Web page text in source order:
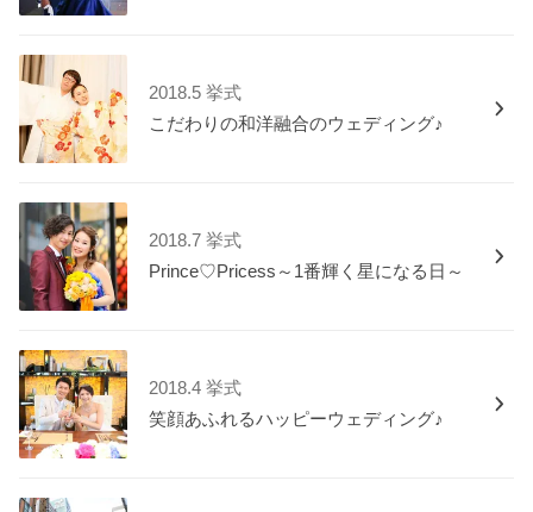
2018.5 挙式
こだわりの和洋融合のウェディング♪
2018.7 挙式
Prince♡Pricess～1番輝く星になる日～
2018.4 挙式
笑顔あふれるハッピーウェディング♪